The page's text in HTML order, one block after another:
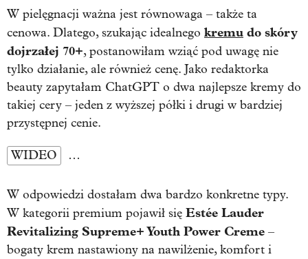
W pielęgnacji ważna jest równowaga – także ta
cenowa. Dlatego, szukając idealnego kremu do skóry
dojrzałej 70+, postanowiłam wziąć pod uwagę nie
tylko działanie, ale również cenę. Jako redaktorka
beauty zapytałam ChatGPT o dwa najlepsze kremy do
takiej cery – jeden z wyższej półki i drugi w bardziej
przystępnej cenie.
WIDEO …
W odpowiedzi dostałam dwa bardzo konkretne typy.
W kategorii premium pojawił się Estée Lauder
Revitalizing Supreme+ Youth Power Creme –
bogaty krem nastawiony na nawilżenie, komfort i